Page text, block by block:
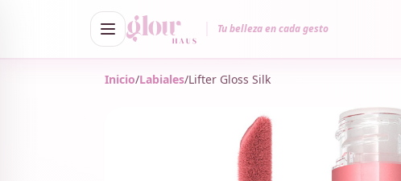
Tu belleza en cada gesto
Inicio/Labiales/Lifter Gloss Silk